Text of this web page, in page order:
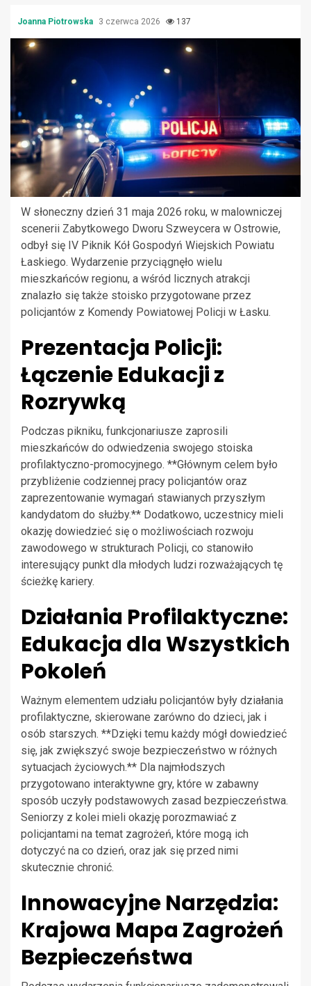
Joanna Piotrowska 3 czerwca 2026 137
W słoneczny dzień 31 maja 2026 roku, w malowniczej
scenerii Zabytkowego Dworu Szweycera w Ostrowie,
odbył się IV Piknik Kół Gospodyń Wiejskich Powiatu
Łaskiego. Wydarzenie przyciągnęło wielu
mieszkańców regionu, a wśród licznych atrakcji
znalazło się także stoisko przygotowane przez
policjantów z Komendy Powiatowej Policji w Łasku.
Prezentacja Policji:
Łączenie Edukacji z
Rozrywką
Podczas pikniku, funkcjonariusze zaprosili
mieszkańców do odwiedzenia swojego stoiska
profilaktyczno-promocyjnego. **Głównym celem było
przybliżenie codziennej pracy policjantów oraz
zaprezentowanie wymagań stawianych przyszłym
kandydatom do służby.** Dodatkowo, uczestnicy mieli
okazję dowiedzieć się o możliwościach rozwoju
zawodowego w strukturach Policji, co stanowiło
interesujący punkt dla młodych ludzi rozważających tę
ścieżkę kariery.
Działania Profilaktyczne:
Edukacja dla Wszystkich
Pokoleń
Ważnym elementem udziału policjantów były działania
profilaktyczne, skierowane zarówno do dzieci, jak i
osób starszych. **Dzięki temu każdy mógł dowiedzieć
się, jak zwiększyć swoje bezpieczeństwo w różnych
sytuacjach życiowych.** Dla najmłodszych
przygotowano interaktywne gry, które w zabawny
sposób uczyły podstawowych zasad bezpieczeństwa.
Seniorzy z kolei mieli okazję porozmawiać z
policjantami na temat zagrożeń, które mogą ich
dotyczyć na co dzień, oraz jak się przed nimi
skutecznie chronić.
Innowacyjne Narzędzia:
Krajowa Mapa Zagrożeń
Bezpieczeństwa